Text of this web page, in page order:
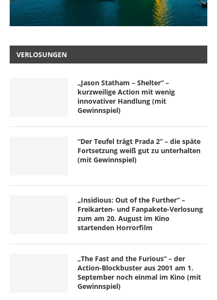
VERLOSUNGEN
„Jason Statham – Shelter“ –
kurzweilige Action mit wenig
innovativer Handlung (mit
Gewinnspiel)
“Der Teufel trägt Prada 2” – die späte
Fortsetzung weiß gut zu unterhalten
(mit Gewinnspiel)
„Insidious: Out of the Further“ –
Freikarten- und Fanpakete-Verlosung
zum am 20. August im Kino
startenden Horrorfilm
„The Fast and the Furious“ – der
Action-Blockbuster aus 2001 am 1.
September noch einmal im Kino (mit
Gewinnspiel)